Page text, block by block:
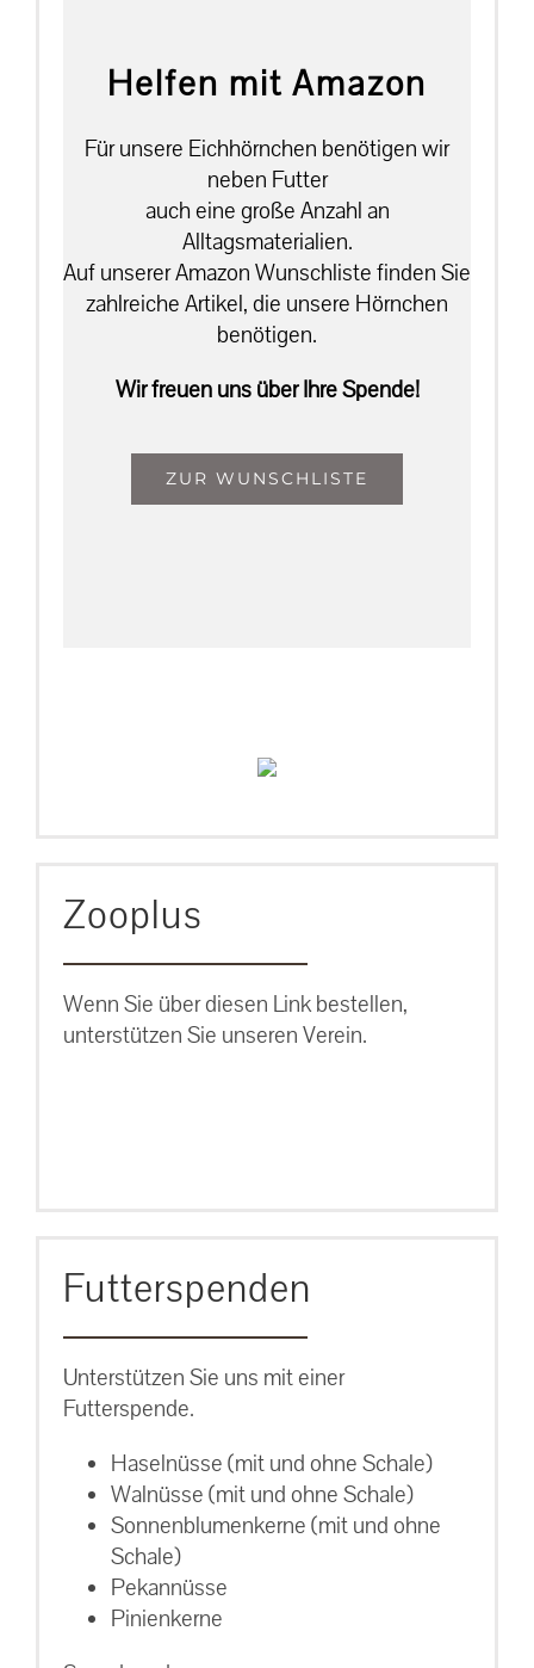
Helfen mit Amazon
Für unsere Eichhörnchen benötigen wir
neben Futter
auch eine große Anzahl an
Alltagsmaterialien.
Auf unserer Amazon Wunschliste finden Sie
zahlreiche Artikel, die unsere Hörnchen
benötigen.
Wir freuen uns über Ihre Spende!
ZUR WUNSCHLISTE
Zooplus
Wenn Sie über diesen Link bestellen,
unterstützen Sie unseren Verein.
Futterspenden
Unterstützen Sie uns mit einer
Futterspende.
Haselnüsse (mit und ohne Schale)
Walnüsse (mit und ohne Schale)
Sonnenblumenkerne (mit und ohne
Schale)
Pekannüsse
Pinienkerne